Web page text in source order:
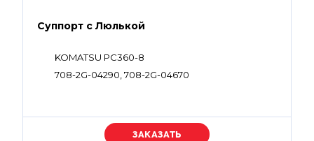
Суппорт с Люлькой
KOMATSU PC360-8
708-2G-04290, 708-2G-04670
Уточняйте цену